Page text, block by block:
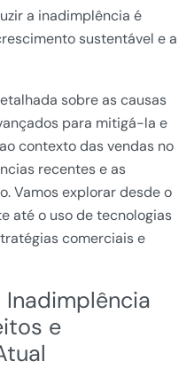
a inadimplência é
sustentável e a
sobre as causas
para mitigá-la e
contexto das vendas no
recentes e as
Vamos explorar desde o
até o uso de tecnologias
comerciais e
e